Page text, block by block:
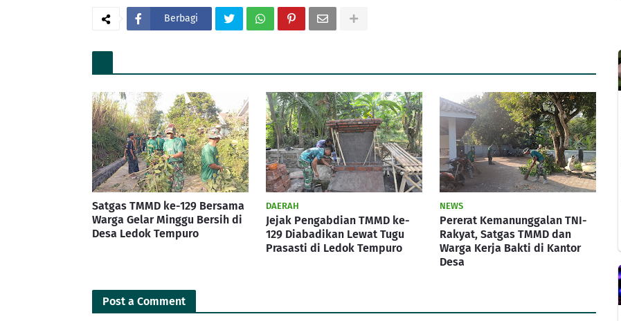
Berbagi
Satgas TMMD ke-129 Bersama
Warga Gelar Minggu Bersih di
Desa Ledok Tempuro
DAERAH
Jejak Pengabdian TMMD ke-
129 Diabadikan Lewat Tugu
Prasasti di Ledok Tempuro
NEWS
Pererat Kemanunggalan TNI-
Rakyat, Satgas TMMD dan
Warga Kerja Bakti di Kantor
Desa
Post a Comment